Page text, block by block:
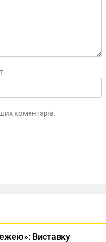
коментарів.
Виставку